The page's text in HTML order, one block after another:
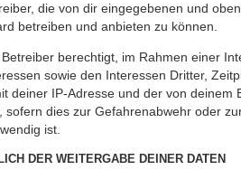
die von dir eingegebenen und
betreiben und anbieten zu können.
berechtigt, im Rahmen einer
sowie den Interessen Dritter,
deiner IP-Adresse und der von deinem
sofern dies zur Gefahrenabwehr oder
ist.
DER WEITERGABE DEINER DATEN